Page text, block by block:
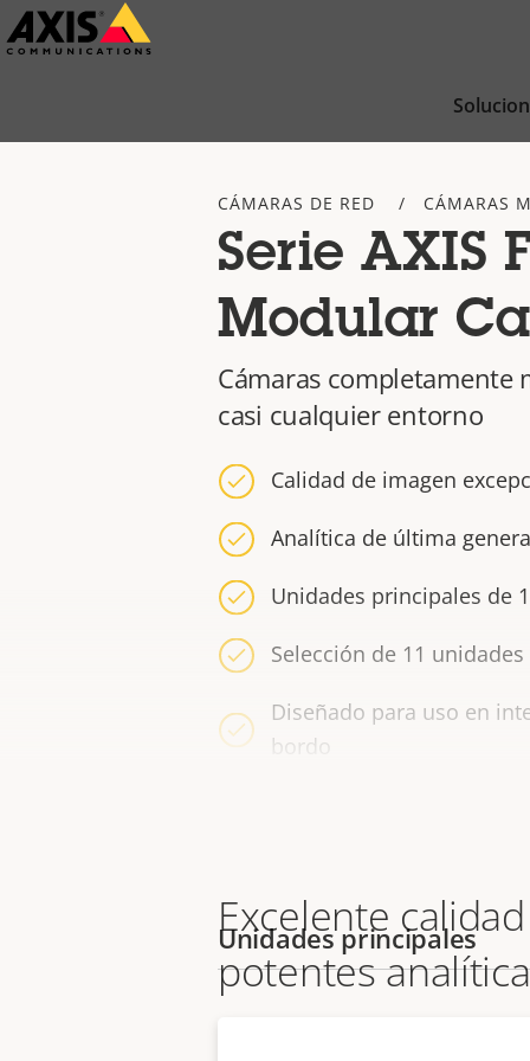
Saltar
al
CÁMARAS DE RED CÁMARAS
Serie AXIS
Modular
Cámaras completamente
casi cualquier entorno
Calidad de imagen
Analítica de última
Unidades principales de
Selección de 11
Diseñado para uso en
bordo
Excelente
potentes
AXIS F Modular Cameras
Unidades principales